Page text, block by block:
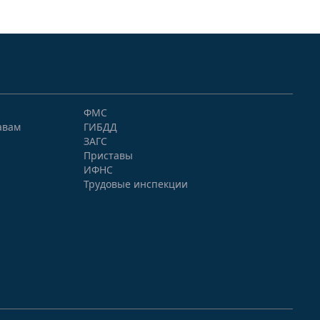
ФМС
ГИБДД
ЗАГС
Приставы
ИФНС
Трудовые инспекции